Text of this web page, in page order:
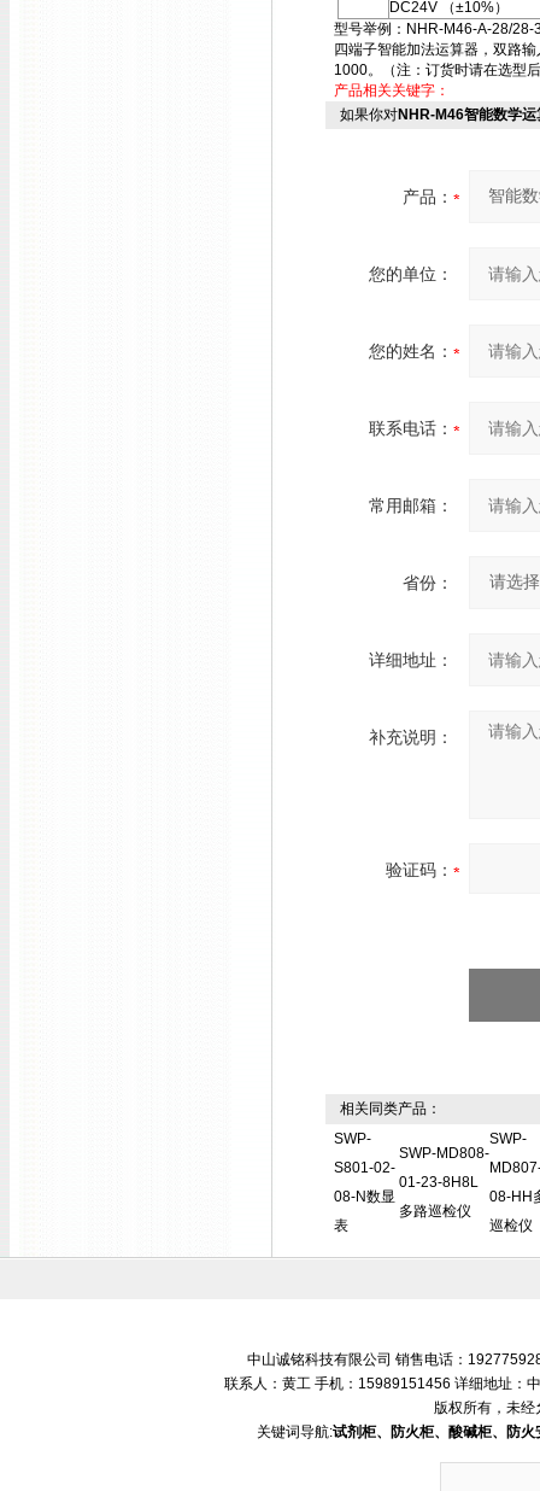
DC24V （±10%）
型号举例：NHR-M46-A-28/28-
四端子智能加法运算器，双路
1000。（注：订货时请在选型
产品相关关键字：
如果你对NHR-M46智能数学
产品：
您的单位：
您的姓名：
联系电话：
常用邮箱：
省份：
详细地址：
补充说明：
验证码：
相关同类产品：
SWP-
S801-02-
08-N数显
表
SWP-MD808-
01-23-8H8L
多路巡检仪
SWP-
08-HH
巡检仪
中山诚铭科技有限公司 销售电话：
联系人：黄工 手机：15989151456 详细地址：
版权所有，未经
关键词导航:试剂柜、防火柜、酸碱柜、防